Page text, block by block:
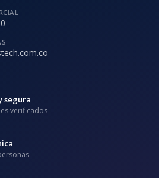
segura
verificados